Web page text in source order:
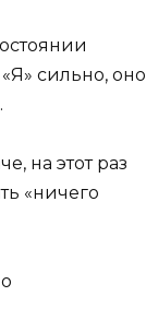
сильно, оно
на этот раз
«ничего